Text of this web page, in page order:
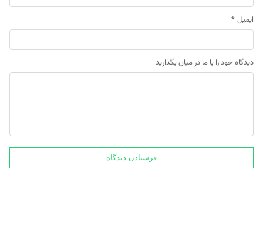
ایمیل *
دیدگاه خود را با ما در میان بگذارید